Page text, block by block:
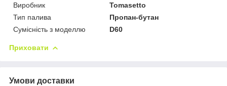
Виробник
Tomasetto
Тип палива
Пропан-бутан
Сумісність з моделлю
D60
Приховати
Умови доставки